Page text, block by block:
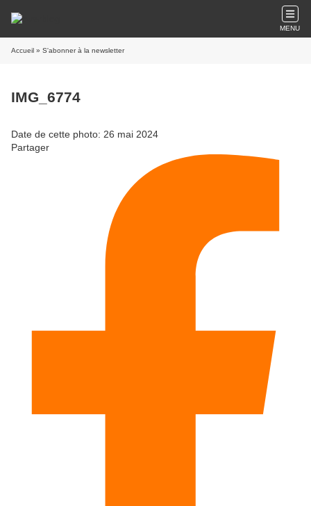
MENU
Accueil » S'abonner à la newsletter
IMG_6774
Date de cette photo: 26 mai 2024
Partager